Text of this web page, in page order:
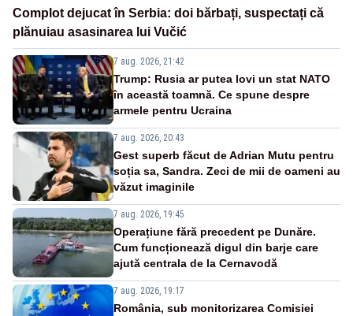
Complot dejucat în Serbia: doi bărbați, suspectați că
plănuiau asasinarea lui Vučić
7 aug. 2026, 21:42
Trump: Rusia ar putea lovi un stat NATO
în această toamnă. Ce spune despre
armele pentru Ucraina
7 aug. 2026, 20:43
Gest superb făcut de Adrian Mutu pentru
soția sa, Sandra. Zeci de mii de oameni au
văzut imaginile
7 aug. 2026, 19:45
Operațiune fără precedent pe Dunăre.
Cum funcționează digul din barje care
ajută centrala de la Cernavodă
7 aug. 2026, 19:17
România, sub monitorizarea Comisiei